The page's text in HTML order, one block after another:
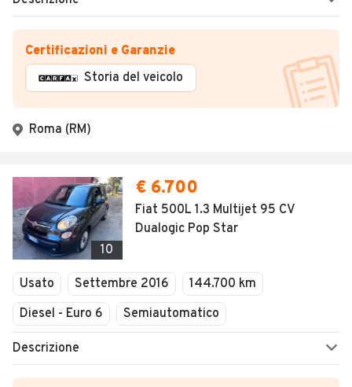
Certificazioni e Garanzie
Storia del veicolo
Roma (RM)
10
€ 6.700
Fiat 500L 1.3 Multijet 95 CV
Dualogic Pop Star
Usato Settembre 2016
144.700 km
Diesel - Euro 6
Semiautomatico
Descrizione